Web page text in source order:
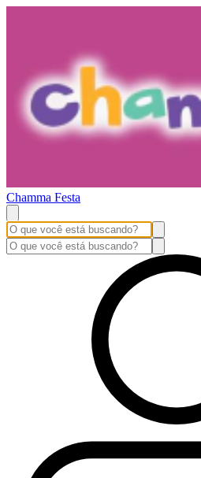
Chamma Festa